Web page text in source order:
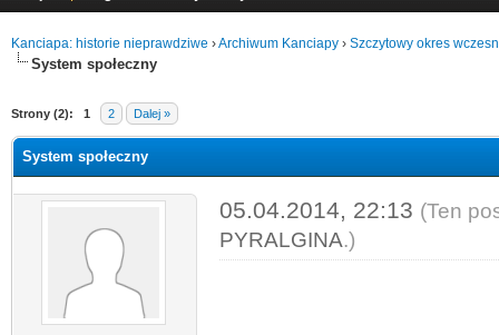
Kanciapa: historie nieprawdziwe ›Archiwum Kanciapy › Szczytowy okres
System społeczny
Strony (2): 1 2 Dalej »
System społeczny
05.04.2014, 22:13 (Ten
PYRALGINA.)